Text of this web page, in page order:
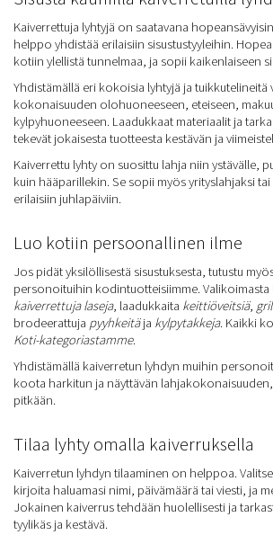
Kaiverrettuja lyhtyjä on saatavana
helppo yhdistää erilaisiin sisustustyyleihin.
kotiin ylellistä tunnelmaa, ja sopii kaikenlaiseen
Yhdistämällä eri kokoisia lyhtyjä ja
kokonaisuuden olohuoneeseen, eteiseen,
kylpyhuoneeseen. Laadukkaat materiaalit ja
tekevät jokaisesta tuotteesta kestävän ja
Kaiverrettu lyhty on suosittu lahja niin ystävälle,
kuin hääparillekin. Se sopii myös yrityslahjaksi
erilaisiin juhlapäiviin.
Luo kotiin persoonallinen ilme
Jos pidät yksilöllisestä sisustuksesta, tutustu
personoituihin kodintuotteisiimme. Valikoimasta
kaiverrettuja laseja, laadukkaita keittiöveitsiä,
brodeerattuja pyyhkeitäja kylpytakkeja. Kaikki
Koti-kategoriastamme.
Yhdistämällä kaiverretun lyhdyn muihin
koota harkitun ja näyttävän
pitkään.
Tilaa lyhty omalla kaiverruksella
Kaiverretun lyhdyn tilaaminen on helppoa.
kirjoita haluamasi nimi, päivämäärä tai viesti, ja
Jokainen kaiverrus tehdään huolellisesti ja
tyylikäs ja kestävä.